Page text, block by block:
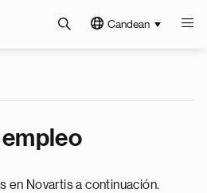
Candean
en Novartis a continuación.